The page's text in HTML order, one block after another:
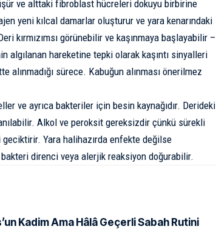
ve alttaki fibroblast hücreleri dokuyu birbirine
yeni kılcal damarlar oluşturur ve yara kenarındaki
kırmızımsı görünebilir ve kaşınmaya başlayabilir –
algılanan hareketine tepki olarak kaşıntı sinyalleri
sürece. Kabuğun alınması önerilmez
ve ayrıca bakteriler için besin kaynağıdır. Derideki
Alkol ve peroksit gereksizdir çünkü sürekli
Yara halihazırda enfekte değilse
direnci veya alerjik reaksiyon doğurabilir.
Kadim Ama Hâlâ Geçerli Sabah Rutini